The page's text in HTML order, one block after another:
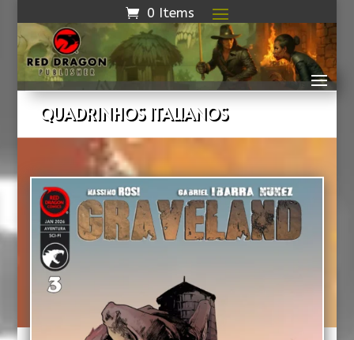
0 Items
QUADRINHOS ITALIANOS